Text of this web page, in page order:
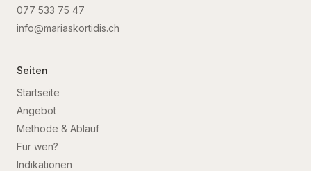
077 533 75 47
info@mariaskortidis.ch
Seiten
Startseite
Angebot
Methode & Ablauf
Für wen?
Indikationen